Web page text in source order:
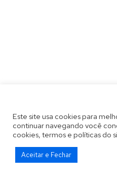
Este site usa cookies para
continuar navegando você
cookies, termos e políticas do
Aceitar e Fechar